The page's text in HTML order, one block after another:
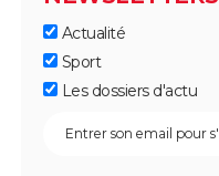
Actualité
Sport
Les dossiers d'actu